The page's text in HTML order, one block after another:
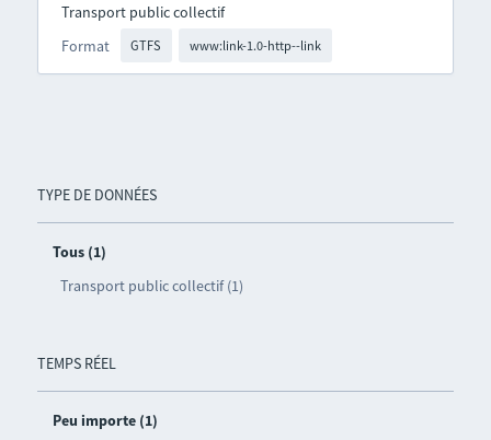
TYPE DE DONNÉES
Tous (1)
Transport public collectif (1)
TEMPS RÉEL
Peu importe (1)
Format GTFS www:link-1.0-http--link
Transport public collectif